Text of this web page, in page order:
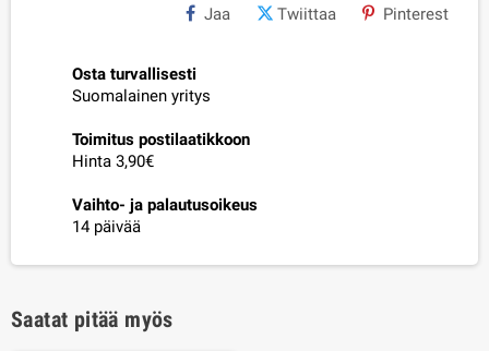
Jaa Twiittaa Pinterest
Osta turvallisesti
Suomalainen yritys
Toimitus postilaatikkoon
Hinta 3,90€
Vaihto- ja palautusoikeus
14 päivää
Saatat pitää myös